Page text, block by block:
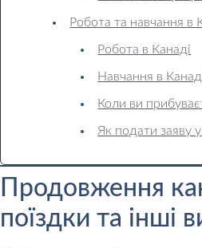
Робота та навчання в
Робота в Канаді
Навчання в
Коли ви
Як подати заяву
Продовження
поїздки та інші